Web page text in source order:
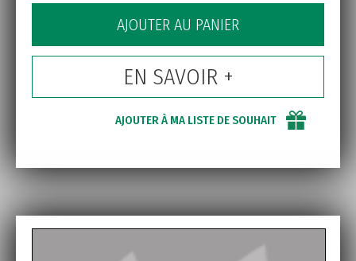
AJOUTER AU PANIER
EN SAVOIR +
AJOUTER À MA LISTE DE SOUHAIT